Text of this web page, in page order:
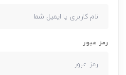
رمز عبور